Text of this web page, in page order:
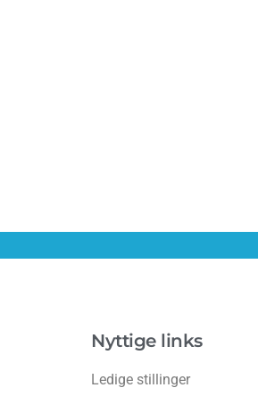
Nyttige links
Ledige stillinger